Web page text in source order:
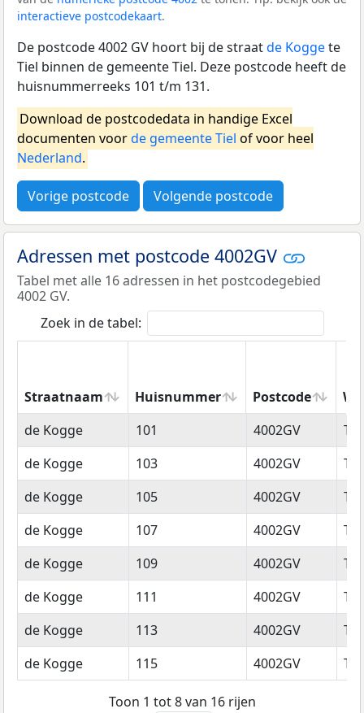
interactieve postcodekaart.
De postcode 4002 GV hoort bij de straatde Koggete
Tiel binnen de gemeente Tiel. Deze postcode heeft de
huisnummerreeks 101 t/m 131.
Download de postcodedata in handige Excel
documenten voorde gemeente Tiel of voor heel
Nederland.
Vorige postcode Volgende postcode
Adressen met postcode 4002GV
Tabel met alle 16 adressen in het postcodegebied
4002 GV.
Zoek in de tabel:
Straatnaam Huisnummer Postcode
Straatnaam
Huisnummer Postcode
de Kogge 101 4002GV
Tiel
de Kogge
103 4002GV
Tiel
de Kogge
105 4002GV
Tiel
de Kogge
107 4002GV
Tiel
de Kogge
109 4002GV
Tiel
de Kogge
111 4002GV
Tiel
de Kogge
113 4002GV
Tiel
de Kogge
115 4002GV Tiel
Toon 1 tot 8 van 16 rijen